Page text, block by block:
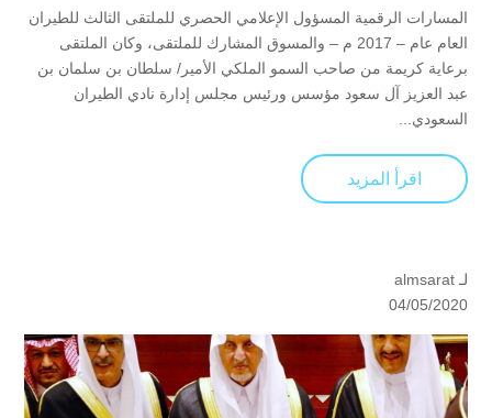
المسارات الرقمية المسؤول الإعلامي الحصري للملتقى الثالث للطيران
العام عام – 2017 م – والمسوق المشارك للملتقى، وكان الملتقى
برعاية كريمة من صاحب السمو الملكي الأمير/ سلطان بن سلمان بن
عبد العزيز آل سعود مؤسس ورئيس مجلس إدارة نادي الطيران
السعودي...
اقرأ المزيد
لـ almsarat
04/05/2020